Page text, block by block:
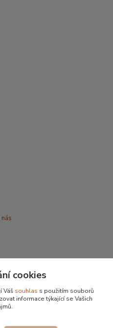
cookies
Váš souhlas s použitím souborů
informace týkající se Vašich